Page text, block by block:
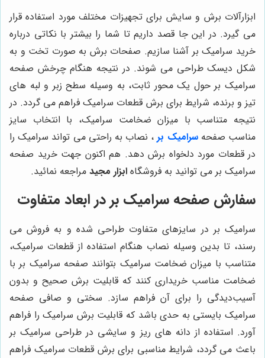
ابزارآلات برش و سایش برای تجهیزات مختلف مورد استفاده قرار
می گیرد. در این جا قصد داریم تا شما را بیشتر با نکاتی درباره
خرید سرامیک بر آشنا سازیم. صفحات برش به صورت تخت و به
شکل دیسک طراحی می شوند. در نتیجه هنگام چرخش صفحه
سرامیک بر حول یک محور ثابت، به وسیله سطح زبر و لبه های
تیز و برنده، شرایط برای برش قطعات سرامیک فراهم می گردد. در
نتیجه متناسب با میزان ضخامت سرامیک، با انتخاب سایز
مناسب صفحهسرامیک بر، نصاب به راحتی می تواند سرامیک را
در قطعات مورد دلخواه برش دهد. هم اکنون جهت خرید صفحه
سرامیک بر می توانید به فروشگاه ابزار مجید مراجعه نمائید.
سفارش صفحه سرامیک بر در ابعاد متفاوت
سرامیک بر در سایزهای متفاوت طراحی شده و به فروش می
رسند، تا بدین وسیله نصاب هنگام استفاده از قطعات سرامیک،
متناسب با میزان ضخامت سرامیک بتوانند صفحه سرامیک بر با
ضخامت مناسب خریداری کنند که قابلیت برش صحیح و بدون
آسیب‌دیدگی را برای آن فراهم سازد. سختی و صافی صفحه
سرامیک بایستی به حدی باشد که قابلیت برش سرامیک را فراهم
آورد. استفاده از دانه های ریز و سایشی در طراحی سرامیک بر
باعث می گردد، شرایط مناسبی برای برش قطعات سرامیک فراهم